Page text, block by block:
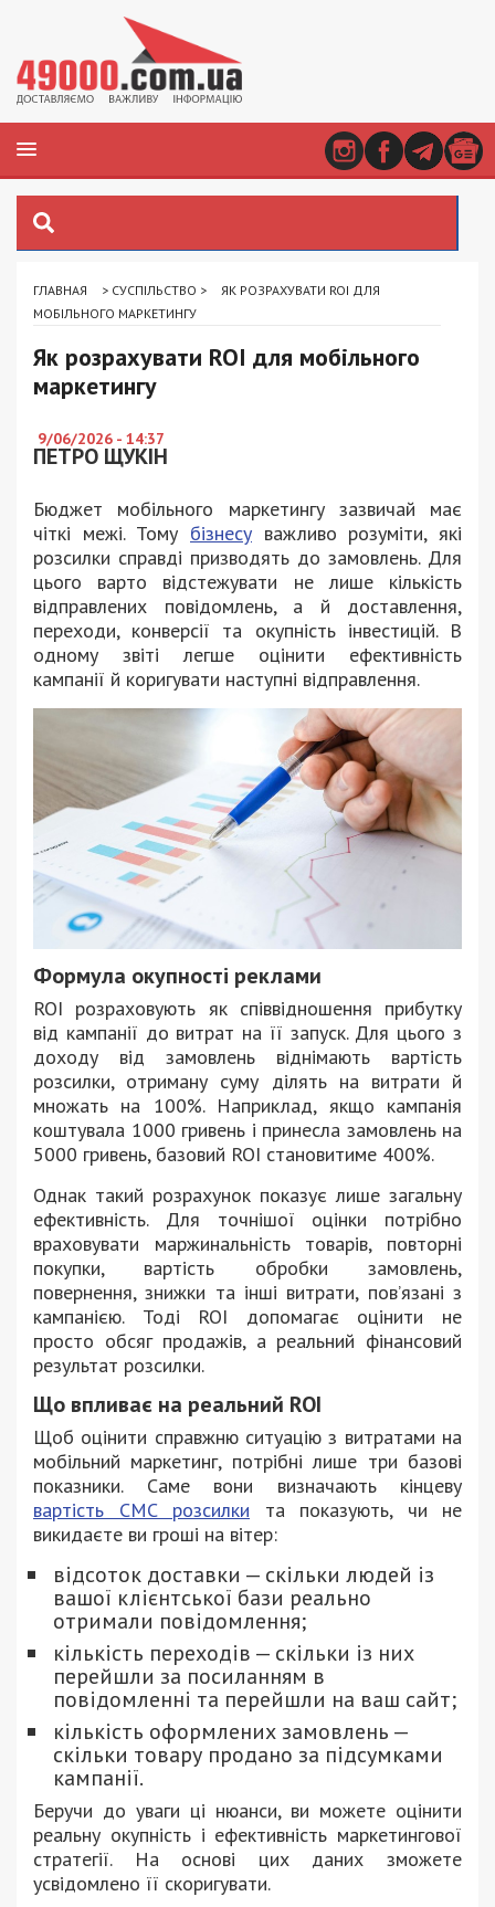
ГЛАВНАЯ > СУСПІЛЬСТВО >
ЯК РОЗРАХУВАТИ ROI ДЛЯ
МОБІЛЬНОГО МАРКЕТИНГУ
Як розрахувати ROI для мобільного
маркетингу
9/06/2026 - 14:37
ПЕТРО ЩУКІН
Бюджет мобільного маркетингу зазвичай має
чіткі межі. Тому бізнесу важливо розуміти, які
розсилки справді призводять до замовлень. Для
цього варто відстежувати не лише кількість
відправлених повідомлень, а й доставлення,
переходи, конверсії та окупність інвестицій. В
одному звіті легше оцінити ефективність
кампанії й коригувати наступні відправлення.
Формула окупності реклами
ROI розраховують як співвідношення прибутку
від кампанії до витрат на її запуск. Для цього з
доходу від замовлень віднімають вартість
розсилки, отриману суму ділять на витрати й
множать на 100%. Наприклад, якщо кампанія
коштувала 1000 гривень і принесла замовлень на
5000 гривень, базовий ROI становитиме 400%.
Однак такий розрахунок показує лише загальну
ефективність. Для точнішої оцінки потрібно
враховувати маржинальність товарів, повторні
покупки, вартість обробки замовлень,
повернення, знижки та інші витрати, пов’язані з
кампанією. Тоді ROI допомагає оцінити не
просто обсяг продажів, а реальний фінансовий
результат розсилки.
Що впливає на реальний ROI
Щоб оцінити справжню ситуацію з витратами на
мобільний маркетинг, потрібні лише три базові
показники. Саме вони визначають кінцеву
вартість СМС розсилки та показують, чи не
викидаєте ви гроші на вітер:
відсоток доставки — скільки людей із
вашої клієнтської бази реально
отримали повідомлення;
кількість переходів — скільки із них
перейшли за посиланням в
повідомленні та перейшли на ваш сайт;
кількість оформлених замовлень —
скільки товару продано за підсумками
кампанії.
Беручи до уваги ці нюанси, ви можете оцінити
реальну окупність і ефективність маркетингової
стратегії. На основі цих даних зможете
усвідомлено її скоригувати.